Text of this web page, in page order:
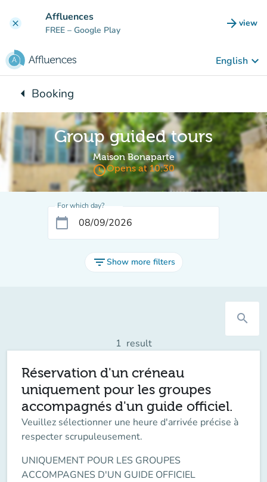
clear Affluences
FREE – Google Play arrow_forward view
(new
English keyboard_arrow_down
arrow_leftBack to:
Booking
Group guided tours
Maison Bonaparte
access_timeOpens at 10:30
For which day?
calendar_today
filter_listShow more filters
search
1 result
Réservation d'un créneau
uniquement pour les groupes
accompagnés d'un guide officiel.
Veuillez sélectionner une heure d'arrivée précise à
respecter scrupuleusement.
UNIQUEMENT POUR LES GROUPES
ACCOMPAGNES D'UN GUIDE OFFICIEL